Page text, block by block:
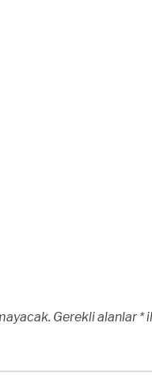
Gerekli alanlar*